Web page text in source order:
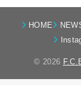
HOME
© 2026